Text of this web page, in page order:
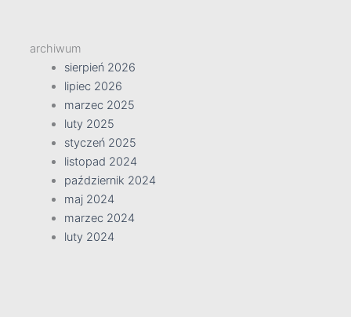
archiwum
sierpień 2026
lipiec 2026
marzec 2025
luty 2025
styczeń 2025
listopad 2024
październik 2024
maj 2024
marzec 2024
luty 2024